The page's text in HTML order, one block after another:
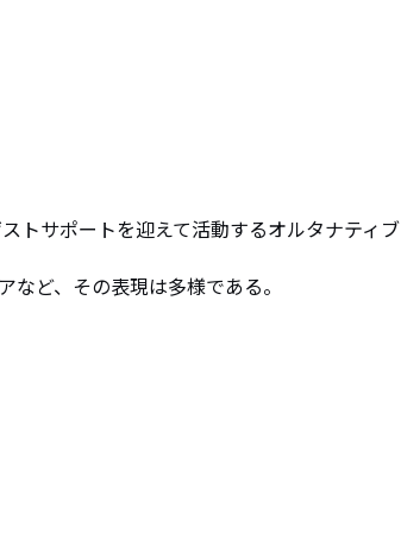
トサポートを迎えて活動するオルタナティブ
ど、その表現は多様である。